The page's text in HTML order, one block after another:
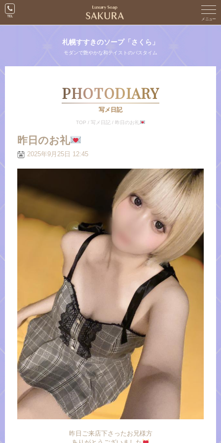
札幌すすきのソープ「さくら」
モダンで艶やかな和テイストのバスタイム
PHOTODIARY
写メ日記
TOP / 写メ日記 / 昨日のお礼
昨日のお礼
2025年9月25日 12:45
昨日ご来店下さったお兄様方